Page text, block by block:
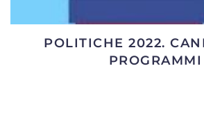
POLITICHE 2022.
PROGRAMMI